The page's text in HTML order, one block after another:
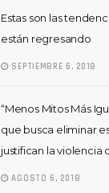
Estas son las
están regresando
SEPTIEMBRE 6, 2018
“Menos Mitos Más
que busca eliminar
justifican la violencia
AGOSTO 6, 2018